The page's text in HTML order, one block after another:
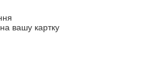
вашу картку